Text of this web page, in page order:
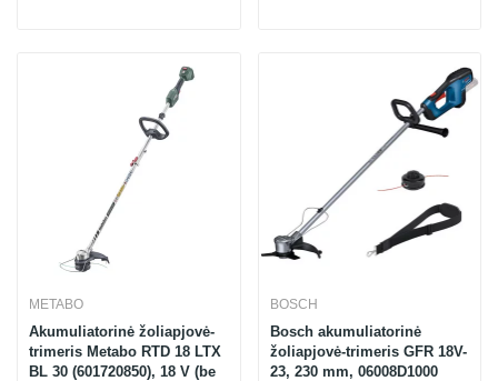
METABO
Akumuliatorinė žoliapjovė-
trimeris Metabo RTD 18 LTX
BL 30 (601720850), 18 V (be
BOSCH
Bosch akumuliatorinė
žoliapjovė-trimeris GFR 18V-
23, 230 mm, 06008D1000